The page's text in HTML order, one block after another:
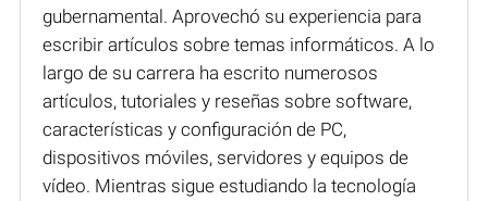
gubernamental. Aprovechó su experiencia para
escribir artículos sobre temas informáticos. A lo
largo de su carrera ha escrito numerosos
artículos, tutoriales y reseñas sobre software,
características y configuración de PC,
dispositivos móviles, servidores y equipos de
vídeo. Mientras sigue estudiando la tecnología